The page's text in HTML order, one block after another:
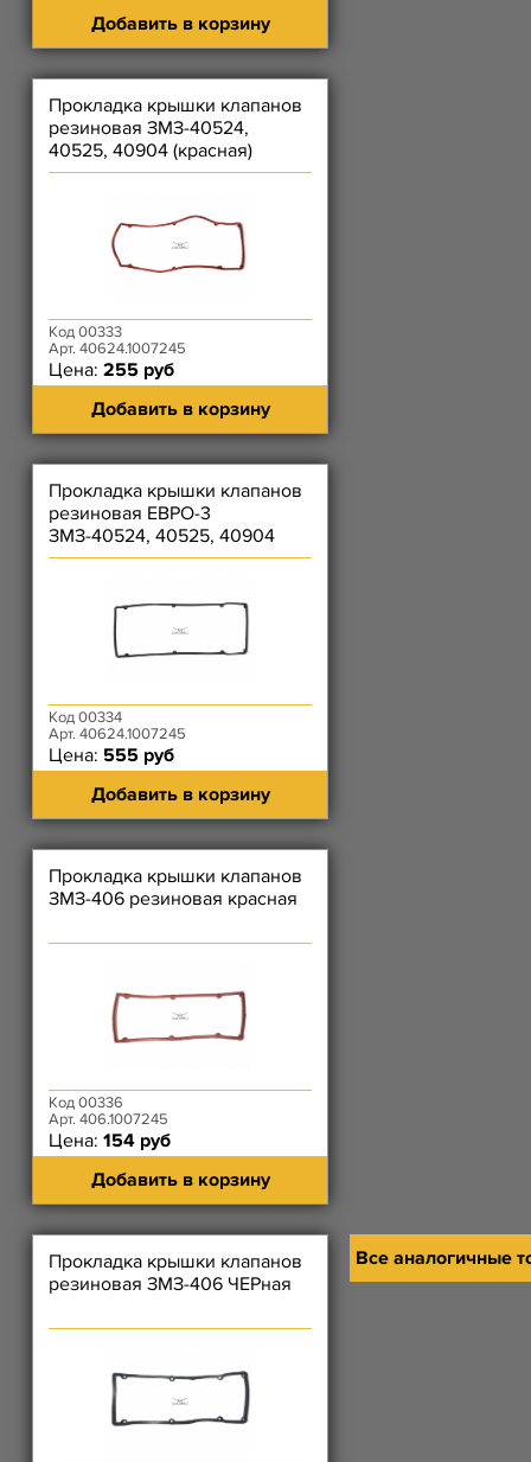
Добавить в корзину
Прокладка крышки клапанов
резиновая ЗМЗ-40524,
40525, 40904 (красная)
Код 00333
Арт. 40624.1007245
Цена: 255 руб
Добавить в корзину
Прокладка крышки клапанов
резиновая ЕВРО-3
ЗМЗ-40524, 40525, 40904
(чёрная)
Код 00334
Арт. 40624.1007245
Цена: 555 руб
Добавить в корзину
Прокладка крышки клапанов
ЗМЗ-406 резиновая красная
Код 00336
Арт. 406.1007245
Цена: 154 руб
Добавить в корзину
Прокладка крышки клапанов
резиновая ЗМЗ-406 ЧЕРная
Все аналогичные